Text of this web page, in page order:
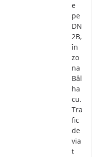
e
pe
DN
2B,
în
zo
na
Bâl
ha
cu.
Tra
fic
de
via
t